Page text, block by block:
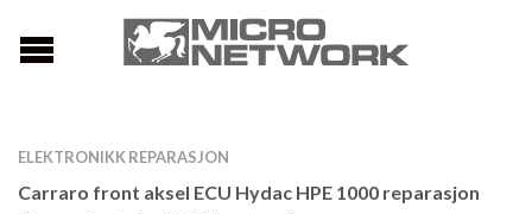
ELEKTRONIKK REPARASJON
Carraro front aksel ECU Hydac HPE 1000 reparasjon